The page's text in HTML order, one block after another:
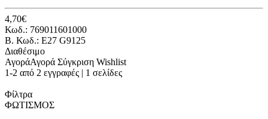
4,70€
Κωδ.: 769011601000
B. Κωδ.: E27 G9125
Διαθέσιμο
ΑγοράΑγορά Σύγκριση Wishlist
1-2 από 2 εγγραφές | 1 σελίδες
Φίλτρα
ΦΩΤΙΣΜΟΣ